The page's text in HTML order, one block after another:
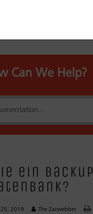
Can We Help?
ein Backup
25, 2019 The Zacwebber